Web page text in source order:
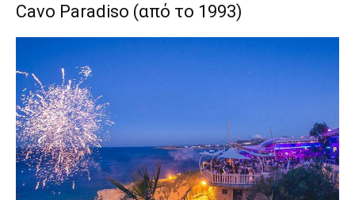
Cavo Paradiso (από το 1993)